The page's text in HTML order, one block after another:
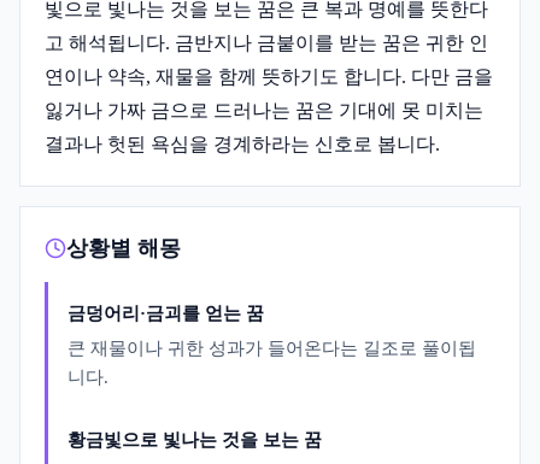
빛으로 빛나는 것을 보는 꿈은 큰 복과 명예를 뜻한다
고 해석됩니다. 금반지나 금붙이를 받는 꿈은 귀한 인
연이나 약속, 재물을 함께 뜻하기도 합니다. 다만 금을
잃거나 가짜 금으로 드러나는 꿈은 기대에 못 미치는
결과나 헛된 욕심을 경계하라는 신호로 봅니다.
상황별 해몽
금덩어리·금괴를 얻는 꿈
큰 재물이나 귀한 성과가 들어온다는 길조로 풀이됩
니다.
황금빛으로 빛나는 것을 보는 꿈